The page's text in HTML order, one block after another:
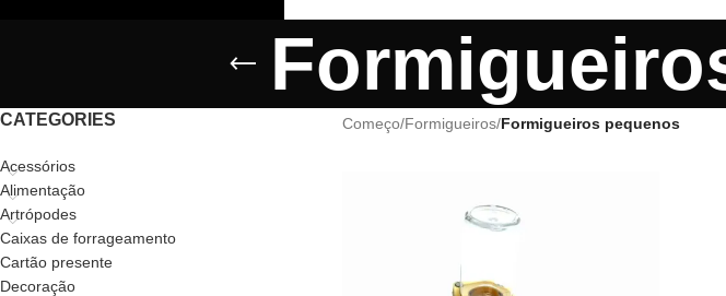
CATEGORIES
Acessórios
Alimentação
Artrópodes
Caixas de forrageamento
Cartão presente
Decoração
Começo/Formigueiros/Formigueiros pequenos